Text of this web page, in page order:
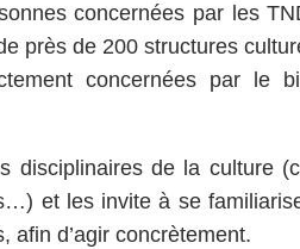
concernées par les
près de 200 structures
concernées par le
disciplinaires de la culture
et les invite à se
afin d’agir concrètement.